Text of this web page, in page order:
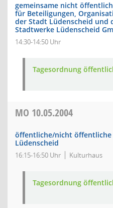
gemeinsame nicht
für Beteiligungen,
der Stadt Lüdenscheid und
Stadtwerke Lüdenscheid
14:30-14:50 Uhr
Tagesordnung
MO 10.05.2004
öffentliche/nicht öffentliche
Lüdenscheid
16:15-16:50 Uhr Kulturhaus
Tagesordnung